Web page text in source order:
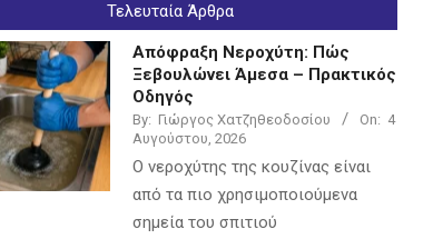
Τελευταία Άρθρα
Απόφραξη Νεροχύτη: Πώς
Ξεβουλώνει Άμεσα – Πρακτικός
Οδηγός
By: Γιώργος Χατζηθεοδοσίου On: 4
Αυγούστου, 2026
Ο νεροχύτης της κουζίνας είναι
από τα πιο χρησιμοποιούμενα
σημεία του σπιτιού